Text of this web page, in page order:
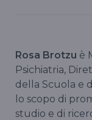
Rosa Brotzu è
Psichiatria,
della Scuola e
lo scopo di
studio e di